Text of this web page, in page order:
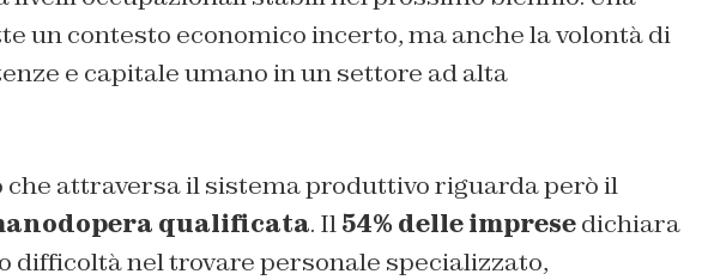
un contesto economico incerto, ma anche la volontà di
e capitale umano in un settore ad alta
attraversa il sistema produttivo riguarda però il
qualificata. Il54% delle impresedichiara
difficoltà nel trovare personale specializzato,